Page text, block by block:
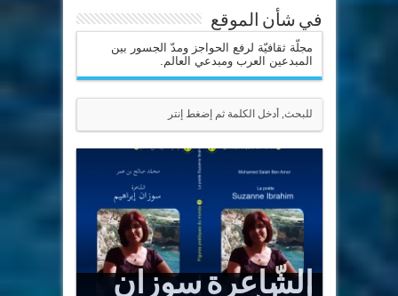
في شأن الموقع
مجلّة ثقافيّة لرفع الحواجز ومدّ الجسور بين
المبدعين العرب ومبدعي العالم.